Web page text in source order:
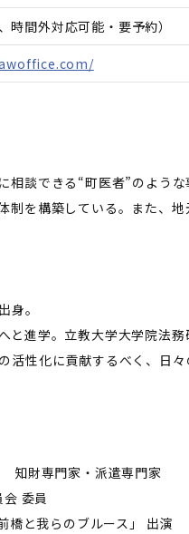
時間外対応可能・要予約）
相談できる“町医者”のよう
制を構築している。また、
身。
と進学。立教大学大学院法
活性化に貢献するべく、日
財専門家・派遣専門家
委員
と我らのブルース」 出演